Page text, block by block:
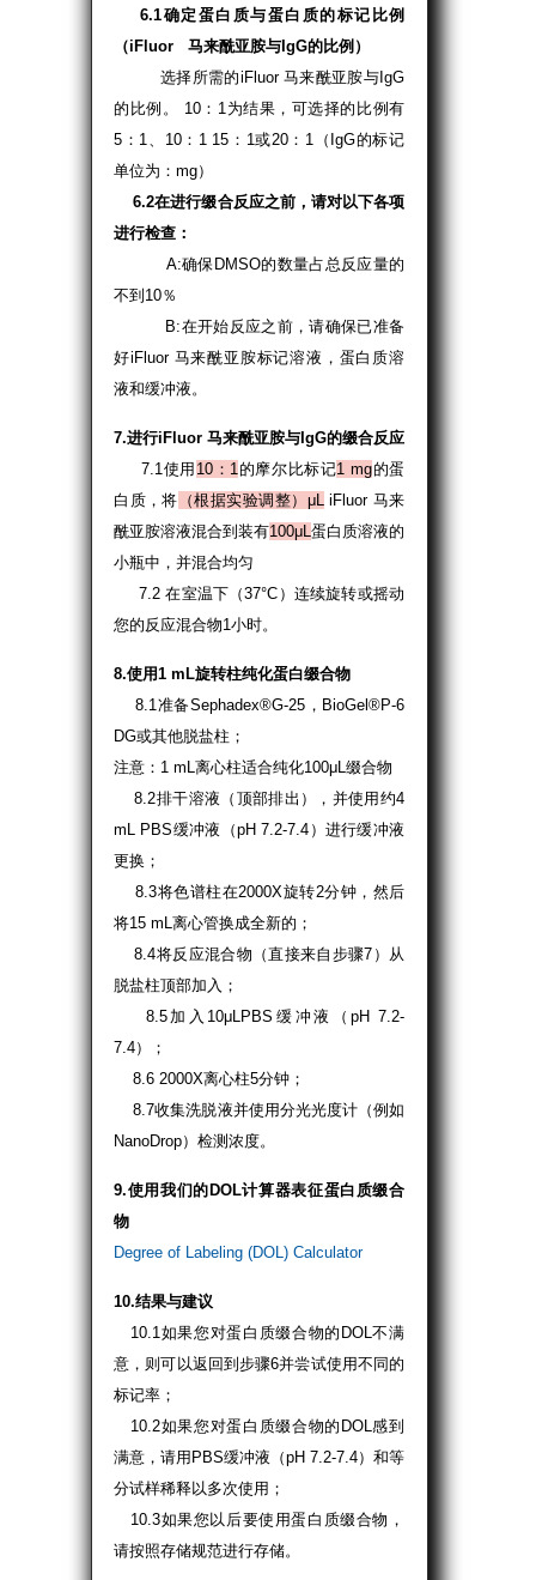
6.1确定蛋白质与蛋白质的标记比例
（iFluor 马来酰亚胺与IgG的比例）
选择所需的iFluor 马来酰亚胺与IgG
的比例。 10：1为结果，可选择的比例有
5：1、10：1 15：1或20：1（IgG的标记
单位为：mg）
6.2在进行缀合反应之前，请对以下各项
进行检查：
A:确保DMSO的数量占总反应量的
不到10％
B:在开始反应之前，请确保已准备
好iFluor 马来酰亚胺标记溶液，蛋白质溶
液和缓冲液。
7.进行iFluor 马来酰亚胺与IgG的缀合反应
7.1使用 10：1 的摩尔比标记1 mg的蛋
白质，将 （根据实验调整） μL
iFluor 马来
酰亚胺溶液混合到装有100μL蛋白质溶液的
小瓶中，并混合均匀
7.2 在室温下（37°C）连续旋转或摇动
您的反应混合物1小时。
8.使用1 mL旋转柱纯化蛋白缀合物
8.1准备Sephadex®G-25，BioGel®P-6
DG或其他脱盐柱；
注意：1 mL离心柱适合纯化100μL缀合物
8.2排干溶液（顶部排出），并使用约4
mL PBS缓冲液（pH 7.2-7.4）进行缓冲液
更换；
8.3将色谱柱在2000X旋转2分钟，然后
将15 mL离心管换成全新的；
8.4将反应混合物（直接来自步骤7）从
脱盐柱顶部加入；
8.5加入10μLPBS缓冲液（pH 7.2-
7.4）；
8.6 2000X离心柱5分钟；
8.7收集洗脱液并使用分光光度计（例如
NanoDrop）检测浓度。
9.使用我们的DOL计算器表征蛋白质缀合
物
Degree of Labeling (DOL) Calculator
10.结果与建议
10.1如果您对蛋白质缀合物的DOL不满
意，则可以返回到步骤6并尝试使用不同的
标记率；
10.2如果您对蛋白质缀合物的DOL感到
满意，请用PBS缓冲液（pH 7.2-7.4）和等
分试样稀释以多次使用；
10.3如果您以后要使用蛋白质缀合物，
请按照存储规范进行存储。